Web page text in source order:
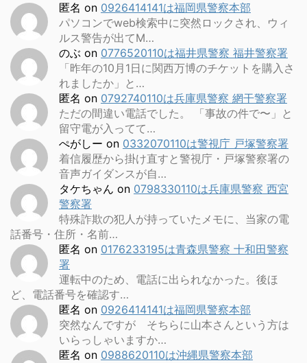
匿名 on 0926414141は福岡県警察本部
パソコンでweb検索中に突然ロックされ、ウィ
ルス警告が出てM…
のぶ on 0776520110は福井県警察 福井警察署
「昨年の10月1日に関西万博のチケットを購入さ
れましたか」と…
匿名 on 0792740110は兵庫県警察 網干警察署
ただの間違い電話でした。 「事故の件で〜」と
留守電が入ってて…
ぺがしー on 0332070110は警視庁 戸塚警察署
着信履歴から掛け直すと警視庁・戸塚警察署の
音声ガイダンスが自…
タケちゃん on 0798330110は兵庫県警察 西宮
警察署
特殊詐欺の犯人が持っていたメモに、当家の電
話番号・住所・名前…
匿名 on 0176233195は青森県警察 十和田警察
署
運転中のため、電話に出られなかった。後ほ
ど、電話番号を確認す…
匿名 on 0926414141は福岡県警察本部
突然なんですが そちらに山本さんという方は
いらっしゃいますか…
匿名 on 0988620110は沖縄県警察本部